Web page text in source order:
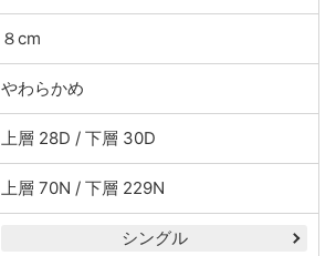
８cm
やわらかめ
上層 28D / 下層 30D
上層 70N / 下層 229N
シングル